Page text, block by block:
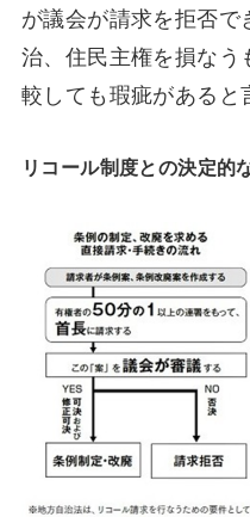
が議会が請求を拒否で
治、住民主権を損なう
較しても瑕疵があると
リコール制度との決定的